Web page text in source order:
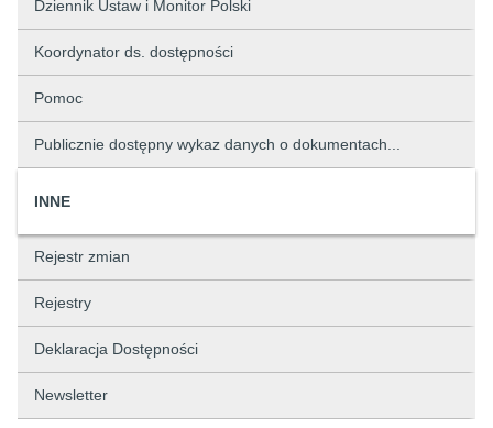
Dziennik Ustaw i Monitor Polski
Koordynator ds. dostępności
Pomoc
Publicznie dostępny wykaz danych o dokumentach...
INNE
Rejestr zmian
Rejestry
Deklaracja Dostępności
Newsletter